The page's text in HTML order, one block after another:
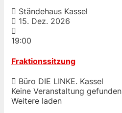
Ständehaus Kassel
15. Dez. 2026
19:00
Fraktionssitzung
Büro DIE LINKE. Kassel
Keine Veranstaltung gefunden
Weitere laden